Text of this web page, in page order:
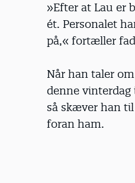
»Efter at Lau er
ét. Personalet
på,« fortæller
Når han taler
denne
så skæver han
foran ham.